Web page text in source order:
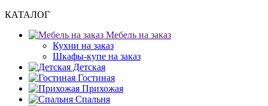
КАТАЛОГ
Мебель на заказ
Кухни на заказ
Шкафы-купе на заказ
Детская
Гостиная
Прихожая
Спальня